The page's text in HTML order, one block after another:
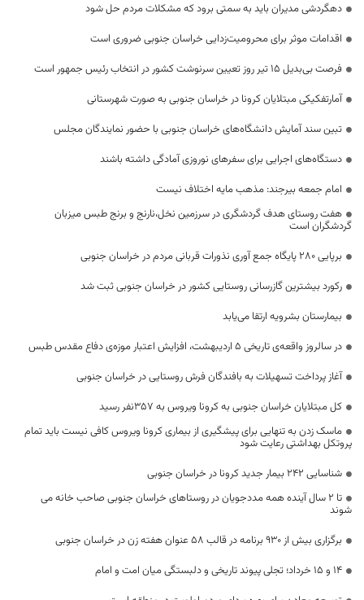
دهگردشی مدیران باید به سمتی برود که مشکلات مردم حل شود
اقدامات موثر برای محرومیت‌زدایی خراسان جنوبی ضروری است
فرصت بی‌بدیل ۱۵ تیر روز تعیین سرنوشت کشور در انتخاب رئیس جمهور است
آمارتفکیکی مبتلایان کرونا در خراسان جنوبی به صورت شهرستانی
تبین سند آمایش دانشگاه‌های خراسان جنوبی با حضور نمایندگان مجلس
دستگاه‌های اجرایی برای سفرهای نوروزی آمادگی داشته باشند
امام جمعه بیرجند: مذهب مایه اختلاف نیست
هفت روستای هدف گردشگری در سرزمین نخل،نارنج و برنج طبس میزبان
گردشگران است
برپایی ۲۸۰ پایگاه جمع آوری نذورات قربانی مردم در خراسان جنوبی
رکورد بیشترین گازرسانی روستایی کشور در خراسان جنوبی ثبت شد
بیمارستان بشرویه ارتقا می‌یابد
در سالروز واقعه‌ی تاریخی ۵ اردیبهشت، افزایش اعتبار موزه‌ی دفاع مقدس طبس
آغاز پرداخت تسهیلات به بافندگان فرش روستایی در خراسان جنوبی
کل مبتلایان خراسان جنوبی به کرونا ویروس به ۳۵۷نفر رسید
ماسک زدن به تنهایی برای پیشگیری از بیماری کرونا ویروس کافی نیست باید تمام
پروتکل بهداشتی رعایت شود
شناسایی ۲۴۲ بیمار جدید کرونا در خراسان جنوبی
تا ۲ سال آینده همه مددجویان در روستاهای خراسان جنوبی صاحب خانه می
شوند
برگزاری بیش از ۹۳۰ برنامه در قالب ۵۸ عنوان هفته زن در خراسان جنوبی
14 و 15 خرداد؛ تجلی پیوند تاریخی و دلبستگی میان امت و امام